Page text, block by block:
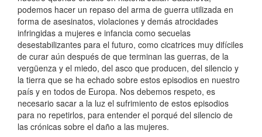
podemos hacer un repaso del arma de guerra utilizada en
forma de asesinatos, violaciones y demás atrocidades
infringidas a mujeres e infancia como secuelas
desestabilizantes para el futuro, como cicatrices muy difíciles
de curar aún después de que terminan las guerras, de la
vergüenza y el miedo, del asco que producen, del silencio y
la tierra que se ha echado sobre estos episodios en nuestro
país y en todos de Europa. Nos debemos respeto, es
necesario sacar a la luz el sufrimiento de estos episodios
para no repetirlos, para entender el porqué del silencio de
las crónicas sobre el daño a las mujeres.